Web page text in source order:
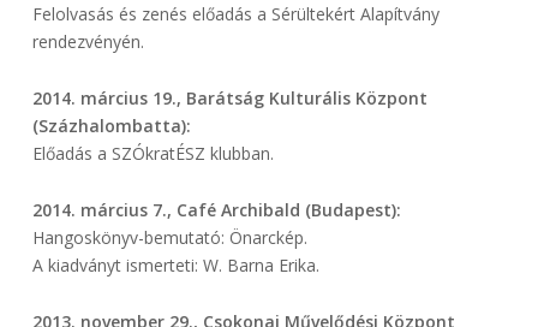
Felolvasás és zenés előadás a Sérültekért Alapítvány
rendezvényén.
2014. március 19., Barátság Kulturális Központ
(Százhalombatta):
Előadás a SZÓkratÉSZ klubban.
2014. március 7., Café Archibald (Budapest):
Hangoskönyv-bemutató: Önarckép.
A kiadványt ismerteti: W. Barna Erika.
2013. november 29., Csokonai Művelődési Központ